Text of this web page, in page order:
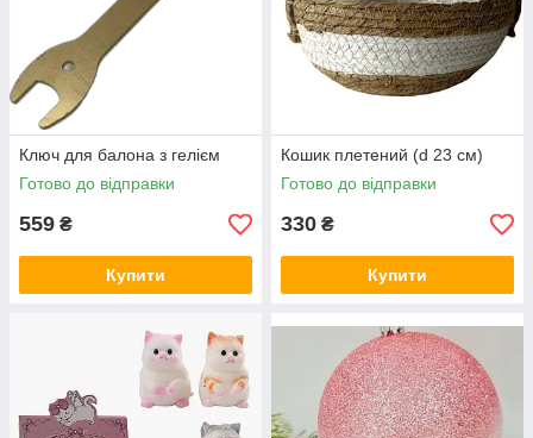
Ключ для балона з гелієм
Готово до відправки
559 ₴
Купити
Кошик плетений (d 23 см)
Готово до відправки
330 ₴
Купити